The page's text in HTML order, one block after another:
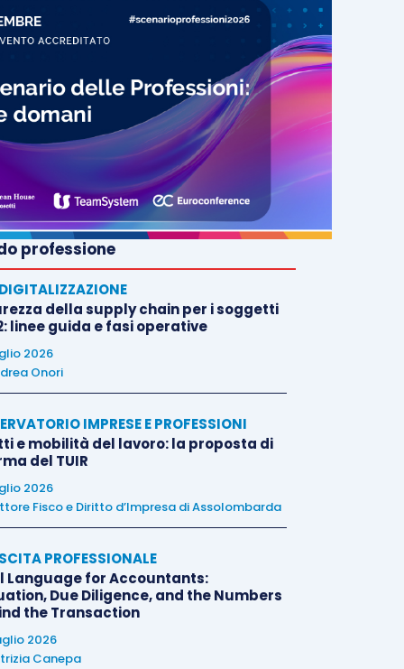
professione
della supply chain per i soggetti
linee guida e fasi operative
2026
Onori
IMPRESE E PROFESSIONI
e mobilità del lavoro: la proposta di
del TUIR
2026
Fisco e Diritto d’Impresa di Assolombarda
PROFESSIONALE
Language for Accountants:
Due Diligence, and the Numbers
the Transaction
2026
Canepa